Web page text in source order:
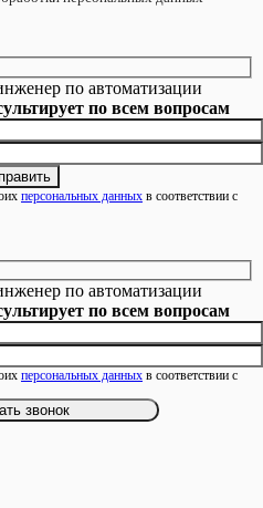
по автоматизации
по всем вопросам
персональных данных в соответствии с
по автоматизации
по всем вопросам
персональных данных в соответствии с